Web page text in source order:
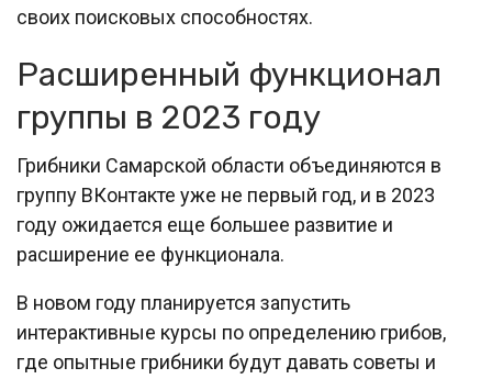
своих поисковых способностях.
Расширенный функционал
группы в 2023 году
Грибники Самарской области объединяются в
группу ВКонтакте уже не первый год, и в 2023
году ожидается еще большее развитие и
расширение ее функционала.
В новом году планируется запустить
интерактивные курсы по определению грибов,
где опытные грибники будут давать советы и